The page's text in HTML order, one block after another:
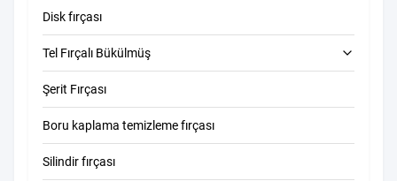
Disk fırçası
Tel Fırçalı Bükülmüş
Tüp temizleme fırçası
Saman temizleme fırçası
Şerit Fırçası
Boru kaplama temizleme fırçası
Silindir fırçası